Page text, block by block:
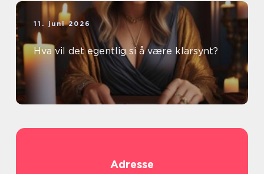
11. juni 2026
Hva vil det egentlig si å være klarsynt?
Adresse